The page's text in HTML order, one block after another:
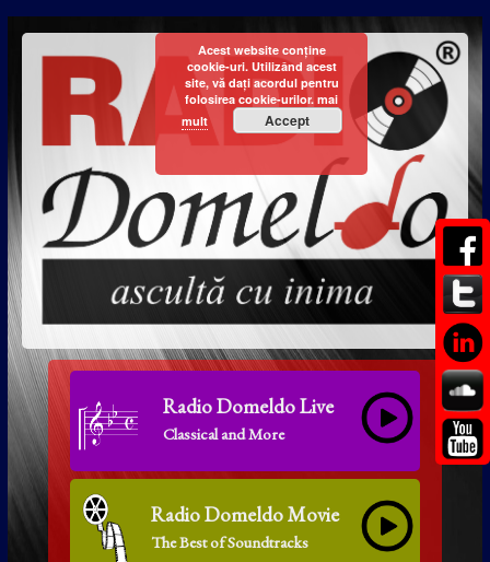
Radio Domeldo Live
Classical and More
Radio Domeldo Movie
The Best of Soundtracks
Acest website conține
cookie-uri. Utilizând acest
site, vă dați acordul pentru
folosirea cookie-urilor. mai
mult
Accept